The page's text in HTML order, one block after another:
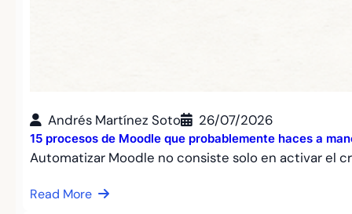
Andrés Martínez Soto 26/07/2026
15 procesos de Moodle que probablemente haces a
Automatizar Moodle no consiste solo en activar el
Read More